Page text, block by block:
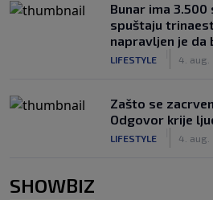
Bunar imа
spuštaju
napravljen je da
LIFESTYLE 4. aug.
Zašto se
Odgovor krije
LIFESTYLE 4. aug.
SHOWBIZ